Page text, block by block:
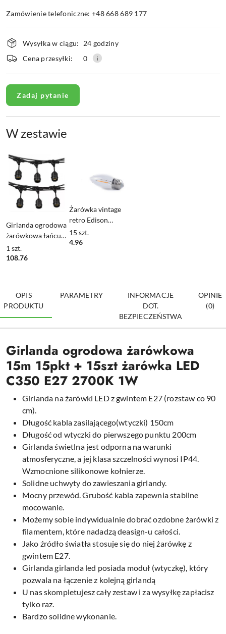
Zamówienie telefoniczne: +48 668 689 177
Dostępność
i
dostawa
Wysyłka w ciągu:
24 godziny
Cena przesyłki:
0
Zadaj pytanie
W zestawie
Girlanda ogrodowa
żarówkowa łańcuch
15m 15pkt oprawa
do żarówek E27
1 szt.
108.76
Żarówka vintage
retro Edison
Filament LED 1W
C350 E27 2700K
15 szt.
4.96
OPIS
PRODUKTU
PARAMETRY
INFORMACJE
DOT.
BEZPIECZEŃSTWA
OPINIE
(0)
Girlanda ogrodowa żarówkowa
15m 15pkt + 15szt żarówka LED
C350 E27 2700K 1W
Girlanda na żarówki LED z gwintem E27 (rozstaw co 90
cm).
Długość kabla zasilającego(wtyczki) 150cm
Długość od wtyczki do pierwszego punktu 200cm
Girlanda świetlna jest odporna na warunki
atmosferyczne, a jej klasa szczelności wynosi IP44.
Wzmocnione silikonowe kołnierze.
Solidne uchwyty do zawieszania girlandy.
Mocny przewód. Grubość kabla zapewnia stabilne
mocowanie.
Możemy sobie indywidualnie dobrać ozdobne żarówki z
filamentem, które nadadzą deasign-u całości.
Jako źródło światła stosuje się do niej żarówkę z
gwintem E27.
Girlanda girlanda led posiada moduł (wtyczkę), który
pozwala na łączenie z kolejną girlandą
U nas skompletujesz cały zestaw i za wysyłkę zapłacisz
tylko raz.
Bardzo solidne wykonanie.